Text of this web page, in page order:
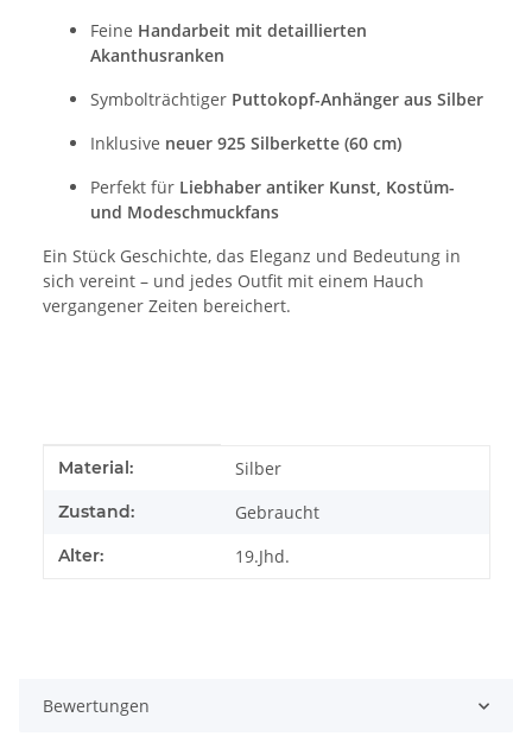
Feine Handarbeit mit detaillierten
Akanthusranken
Symbolträchtiger Puttokopf-Anhänger aus Silber
Inklusive neuer 925 Silberkette (60 cm)
Perfekt für Liebhaber antiker Kunst, Kostüm-
und Modeschmuckfans
Ein Stück Geschichte, das Eleganz und Bedeutung in
sich vereint – und jedes Outfit mit einem Hauch
vergangener Zeiten bereichert.
Produkteigenschaft
Wert
Material: Silber
Zustand: Gebraucht
Alter: 19.Jhd.
Bewertungen